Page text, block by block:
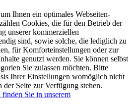
Ihnen ein optimales Webseiten-
Cookies, die für den Betrieb der
unserer kommerziellen
sind, sowie solche, die lediglich zu
für Komforteinstellungen oder zur
genutzt werden. Sie können selbst
Sie zulassen möchten. Bitte
Ihrer Einstellungen womöglich nicht
Seite zur Verfügung stehen.
Sie in unserem